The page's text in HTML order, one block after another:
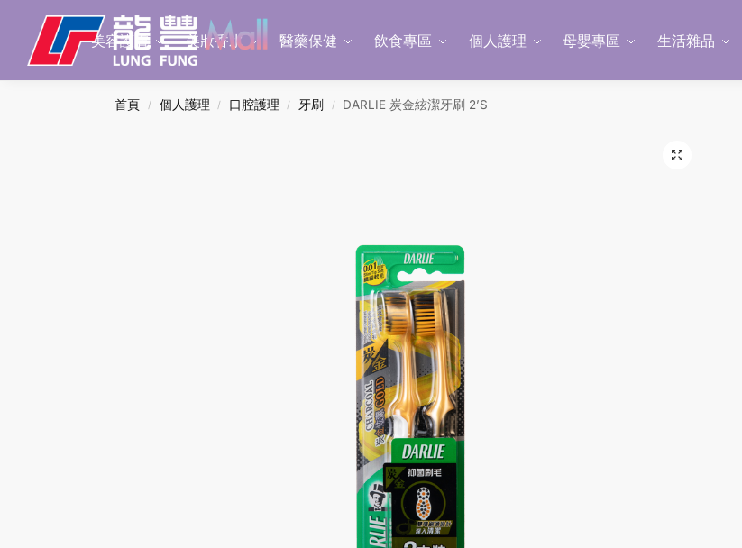
美容護膚 美妝香水 醫藥保健 飲食專區 個人護理 母嬰專區 生活雜品
Search
首頁 / 個人護理 / 口腔護理 / 牙刷 / DARLIE 炭金絃潔牙刷 2’S